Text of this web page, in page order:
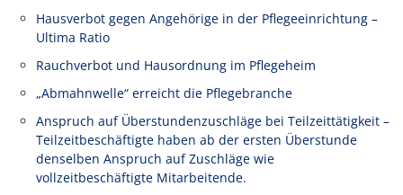
Hausverbot gegen Angehörige in der Pflegeeinrichtung –
Ultima Ratio
Rauchverbot und Hausordnung im Pflegeheim
„Abmahnwelle“ erreicht die Pflegebranche
Anspruch auf Überstundenzuschläge bei Teilzeittätigkeit –
Teilzeitbeschäftigte haben ab der ersten Überstunde
denselben Anspruch auf Zuschläge wie
vollzeitbeschäftigte Mitarbeitende.